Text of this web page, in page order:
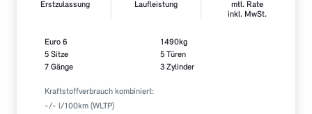
Erstzulassung Laufleistung
mtl. Rate
inkl. MwSt.
Euro 6
5 Sitze
7 Gänge
1490kg
5 Türen
3 Zylinder
Kraftstoffverbrauch kombiniert:
-/- l/100km (WLTP)